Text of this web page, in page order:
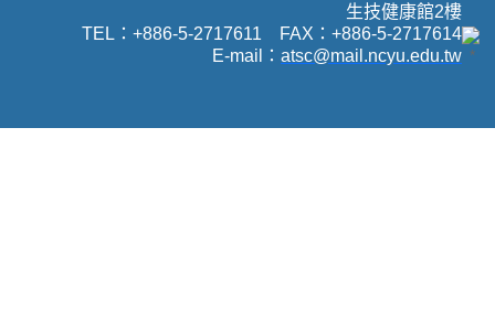
生技健康館2樓
TEL：+886-5-2717611 FAX：+886-5-2717614
E-mail： atsc@mail.ncyu.edu.tw